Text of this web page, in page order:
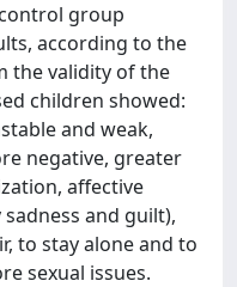
group
according to the
the validity of the
children showed:
and weak,
negative, greater
affective
and guilt),
to stay alone and to
sexual issues.